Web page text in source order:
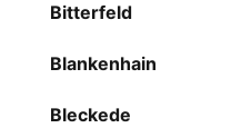
Bitterfeld
Blankenhain
Bleckede